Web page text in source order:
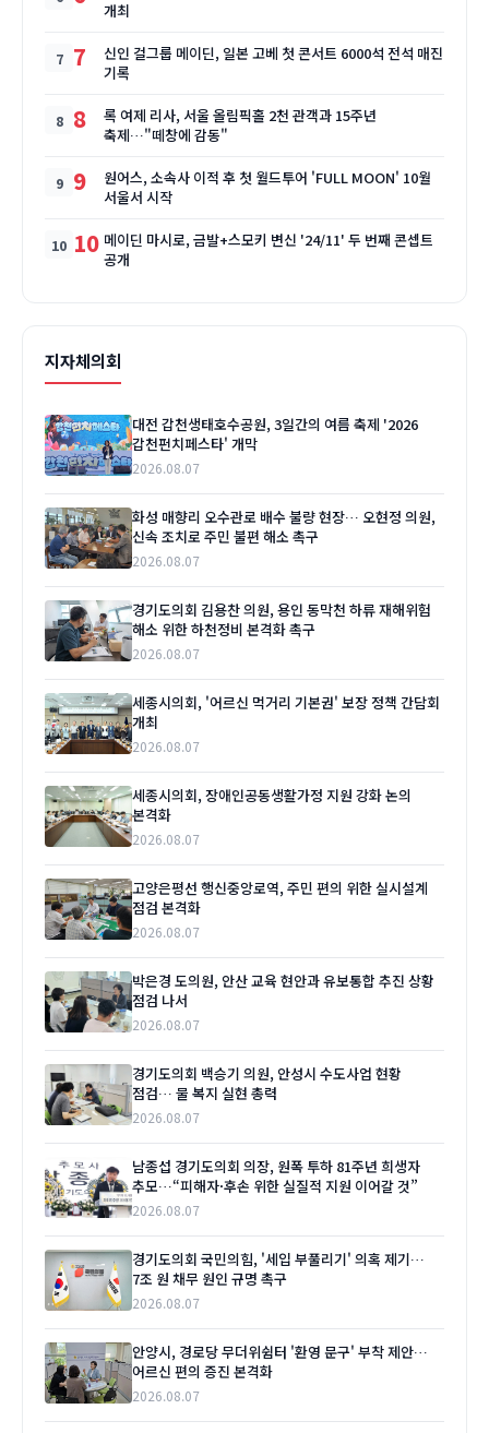
개최
7
신인 걸그룹 메이딘, 일본 고베 첫 콘서트 6000석 전석 매진
기록
8
록 여제 리사, 서울 올림픽홀 2천 관객과 15주년
축제…"떼창에 감동"
9
원어스, 소속사 이적 후 첫 월드투어 'FULL MOON' 10월
서울서 시작
10 메이딘 마시로, 금발+스모키 변신 '24/11' 두 번째 콘셉트
공개
지자체의회
대전 갑천생태호수공원, 3일간의 여름 축제 '2026
갑천펀치페스타' 개막
2026.08.07
화성 매향리 오수관로 배수 불량 현장… 오현정 의원,
신속 조치로 주민 불편 해소 촉구
2026.08.07
경기도의회 김용찬 의원, 용인 동막천 하류 재해위험
해소 위한 하천정비 본격화 촉구
2026.08.07
세종시의회, '어르신 먹거리 기본권' 보장 정책 간담회
개최
2026.08.07
세종시의회, 장애인공동생활가정 지원 강화 논의
본격화
2026.08.07
고양은평선 행신중앙로역, 주민 편의 위한 실시설계
점검 본격화
2026.08.07
박은경 도의원, 안산 교육 현안과 유보통합 추진 상황
점검 나서
2026.08.07
경기도의회 백승기 의원, 안성시 수도사업 현황
점검… 물 복지 실현 총력
2026.08.07
남종섭 경기도의회 의장, 원폭 투하 81주년 희생자
추모…“피해자·후손 위한 실질적 지원 이어갈 것”
2026.08.07
경기도의회 국민의힘, '세입 부풀리기' 의혹 제기…
7조 원 채무 원인 규명 촉구
2026.08.07
안양시, 경로당 무더위쉼터 '환영 문구' 부착 제안…
어르신 편의 증진 본격화
2026.08.07